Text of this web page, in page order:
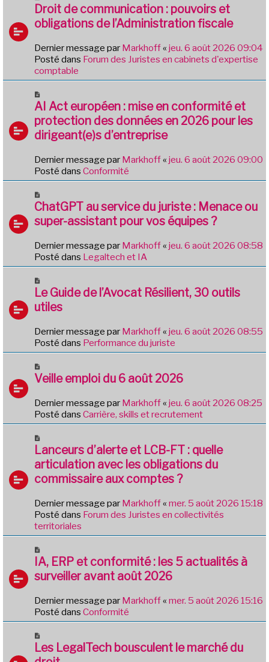
s
a
e
o
u
v
a
u
m
s
a
g
Droit de communication : pouvoirs et
obligations de l’Administration fiscale
Dernier message par Markhoff« jeu. 6 août 2026 09:04
Posté dans Forum des Juristes en cabinets d'expertise
comptable
o
u
v
e
u
m
e
s
a
g
AI Act européen : mise en conformité et
protection des données en 2026 pour les
dirigeant(e)s d’entreprise
Dernier message par Markhoff« jeu. 6 août 2026 09:00
Posté dans Conformité
o
u
v
a
u
s
s
g
e
ChatGPT au service du juriste : Menace ou
super-assistant pour vos équipes ?
Dernier message par Markhoff« jeu. 6 août 2026 08:58
Posté dans Legaltech et IA
o
u
v
a
u
s
a
g
e
Le Guide de l’Avocat Résilient, 30 outils
utiles
Dernier message par Markhoff« jeu. 6 août 2026 08:55
Posté dans Performance du juriste
o
v
e
a
m
e
s
s
g
e
Veille emploi du 6 août 2026
Dernier message par Markhoff« jeu. 6 août 2026 08:25
Posté dans Carrière, skills et recrutement
o
u
v
e
u
m
e
s
a
g
Lanceurs d’alerte et LCB-FT : quelle
articulation avec les obligations du
commissaire aux comptes ?
Dernier message par Markhoff« mer. 5 août 2026 15:18
Posté dans Forum des Juristes en collectivités
territoriales
o
u
v
a
u
s
IA, ERP et conformité : les 5 actualités à
surveiller avant août 2026
Dernier message par Markhoff« mer. 5 août 2026 15:16
Posté dans Conformité
o
u
Les LegalTech bousculent le marché du